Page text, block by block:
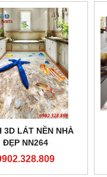
3D LÁT NỀN NHÀ
ĐẸP NN264